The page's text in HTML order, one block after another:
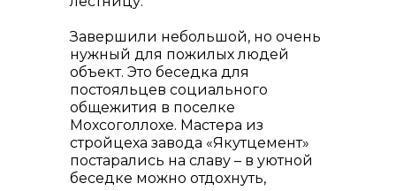
Завершили небольшой, но очень
нужный для пожилых людей
объект. Это беседка для
постояльцев социального
общежития в поселке
Мохсоголлохе. Мастера из
стройцеха завода «Якутцемент»
постарались на славу – в уютной
беседке можно отдохнуть,